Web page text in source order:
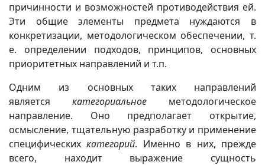
причинности и возможностей противодействия ей.
Эти общие элементы предмета нуждаются в
конкретизации, методологическом обеспечении, т.
е. определении подходов, принципов, основных
приоритетных направлений и т.п.
Одним из основных таких направлений
является категориальное методологическое
направление. Оно предполагает открытие,
осмысление, тщательную разработку и применение
специфическихкатегорий. Именно в них, прежде
всего, находит выражение сущность